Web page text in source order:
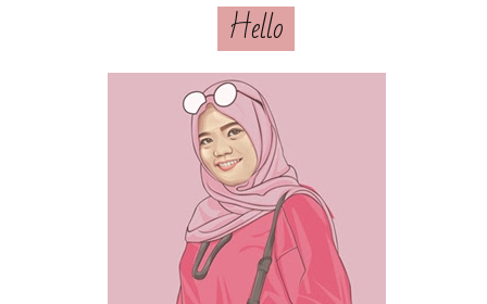
Hello